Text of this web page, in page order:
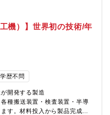
分から自分に最適な働き方を
更の申請が可能なためその
き方が可能。
機）】世界初の技術/年
学歴不問
開発する製造
種搬送装置・検査装置・半導
す。材料投入から製品完成ま